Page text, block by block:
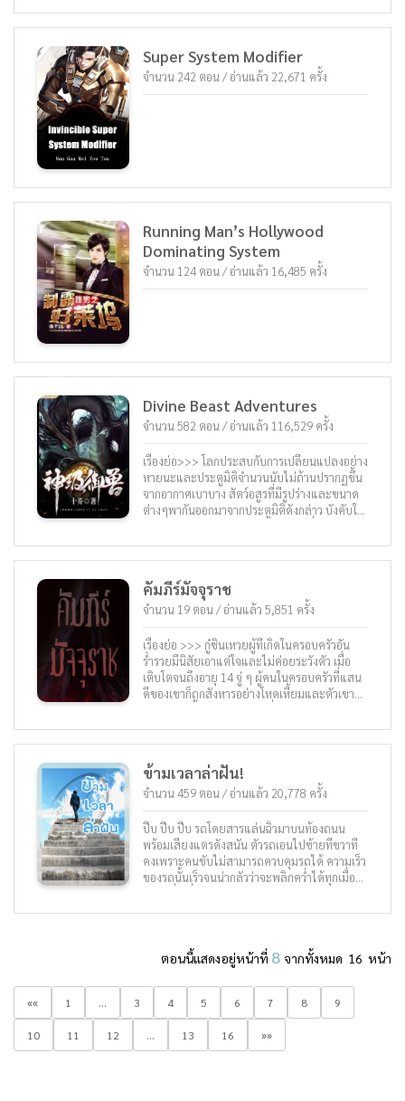
เองถึง 10 ล้านคะแนน ดังนั้นแล้วมันจึงเกิดการ
เปลี่ยนแปลงที่บ้าคลั่ง วันหยุดสุดสัปดาห์สตรีมเม
แห่งหนึ่งในหุบเขา ขณะที่เธอกำลังถ่ายทอดสด
และรับของขวัญมากมายจากท่านผู้ชมที่อยู่ทาง
บ้านอย่างเพลิดเพลิน แต่แล้วกล้องก็จับภาพของงู
เหตุนี้จึงทำให้มีคนสนใจและมาเที่ยวชมเป็น
จำนวนมาก ณ ท้องทะเลอันเงียบสงบมีเรือสำราญ
ความเร็วปกติ ขณะที่แขกผู้มีเกียรติกำลังยืนชมวิว
และรับลมอ่อนโชยมาของทะเลอยู่นั้น จู่ ๆ ก็มีคน
พบว่าใต้ท้องทะเลด้านล่างของเรือพวกเขานั้นมี
เงาสีดำประหลาดซึ่งมีความยาวมากกว่า 100
Super System Modifier
จำนวน 242 ตอน / อ่านแล้ว 22,671 ครั้ง
Running Man’s Hollywood
Dominating System
จำนวน 124 ตอน / อ่านแล้ว 16,485 ครั้ง
Divine Beast Adventures
จำนวน 582 ตอน / อ่านแล้ว 116,529 ครั้ง
เรื่องย่อ>>> โลกประสบกับการเปลี่ยนแปลงอย่าง
หายนะและประตูมิติจำนวนนับไม่ถ้วนปรากฏขึ้น
จากอากาศเบาบาง สัตว์อสูรที่มีรูปร่างและขนาด
ต่างๆพากันออกมาจากประตูมิติดังกล่าว บังคับให้
รอด เพื่อค้นหาโอกาสในการเอาชีวิตรอด นักรบผู้
กล้าหาญจากกองทัพและนักวิจัยทางวิทยาศาสตร์
ประหลาดใจ พวกเขาพบว่ามีโอกาสได้รับการ์ด
สัตว์ร้ายจากการฆ่าสัตว์อสูรเหล่านี้ในโลกของพวก
เขา ผู้ที่มีความแข็งแกร่งทางจิตวิญญาณสามารถ
ใช้การ์ดสัตว์อสูรได้ บางทีอาจจะเปลี่ยนการ์ดเป็น
ร่างต่อสู้ของสัตว์อสูร ในขณะที่พวกมันยังมีชีวิต
อยู่หรือเปลี่ยนเป็นอาวุธหรืออุปกรณ์ป้องกันหรือ ...
อาชีพใหม่เกิดขึ้นหลังจากการเปลี่ยนแปลงที่เรียก
ว่า บีสมาสเตอร์ ชายที่มีวิญญาณสองดวงหลอม
คัมภีร์มัจจุราช
จำนวน 19 ตอน / อ่านแล้ว 5,851 ครั้ง
เรื่องย่อ >>> กู๋ชินเหวยผู้ที่เกิดในครอบครัวอัน
ร่ำรวยมีนิสัยเอาแต่ใจและไม่ค่อยระวังตัว เมื่อ
เติบโตจนถึงอายุ 14 จู่ ๆ ผู้คนในครอบครัวที่แสน
ดีของเขาก็ถูกสังหารอย่างโหดเหี้ยมและตัวเขาก็
บังเอิญเข้าไปยังป้อมโกเด้นล๊อคแล้วบังเอิญได้พบ
ชายที่ฆ่าทุกคนที่เขารัก เขาอดทนต่อคำสบ
เพิ่มทักษะการต่อสู้และกังฟูทุกแขนง เขาเรียนรู้
และวางแผนฆ่าศัตรูของตนในบ้านของศัตรูเอง กู๋
ชินเหวยมีความทะเยอทะยานมากขึ้นเรื่อย ๆ
พร้อมทั้งมีพลังมากขึ้นเรื่อย ๆ เช่นกัน เขาจะพอใจ
ก็ต่อเมื่อเขาได้ทำลายศัตรูคนนั้นให้ราบคาบไม่ว่า
จะด้วยวิธีที่ใสสะอาดหรือสกปรกก็ตาม เนื่องด้วย
เหตุการณ์และประสบการณ์ต่าง ๆ ที่เลวร้ายนี้บ่ม
เพาะให้ตัวตนของเขาแตกต่างออกไปจากเดิมโดย
ความรักและการทรยศหลอกลวง นี่คือเรื่องราวการ
เดินทางของเด็กชายที่แสนจะธรรมดาที่ต้องต่อสู้
กับศัตรูที่น่าเกรงขาม ตัวเอกเป็นคนที่กำลังถูก
พระเจ้าและโชคชะตาทอดทิ้ง เขาต้องต่อสู้กับทุก
ๆ อย่างเพื่อให้บรรลุเจตนารมของตัวเอง เขา
พยายามจะแก้แค้นให้แก่ตระกูลของตน เขาจะ
ล้างชื่อและแก้แค้นคนที่สังหารพ่อแม่ของตนได้
ข้ามเวลาล่าฝัน!
จำนวน 459 ตอน / อ่านแล้ว 20,778 ครั้ง
ปีบ ปีบ ปีบ รถโดยสารแล่นฉิวมาบนท้องถนน
พร้อมเสียงแตรดังสนัน ตัวรถเอนไปซ้ายทีขวาที
คงเพราะคนขับไม่สามารถควบคุมรถได้ ความเร็ว
ของรถนั้นเร็วจนน่ากลัวว่าจะพลิกคว่ำได้ทุกเมื่อ
โดยสารโดดข้ามหลายแลนจนขึ้นไปถึงทางเท้าที่
รถยนต์ที่อยู่ใกล้ ๆ คนรอบ ๆ ที่เกิดเหตุต่างพากัน
ที่พังยับเยิน ประตูของรถโดยสารถูกเปิดขึ้นและ
เหล่าผู้โดยสารที่ตื่นตระหนกก็ต่างพากันพรั่งพรู
ออกมาจากรถ “ใครก็ได้โทรแจ้งตำรวจที” เสียง
ตะโกนดังออกมาจากกลุ่มคนที่พรั่งพรูออกมาจาก
รถ “คนขับตายแล้ว” วันที่ 3 ตุลาคม 2031 คนขับ
ตอนนี้แสดงอยู่หน้าที่ 8 จากทั้งหมด 16 หน้า
«« 1 ... 3 4 5 6 7 8 9
10 11 12 ... 13 16 »»